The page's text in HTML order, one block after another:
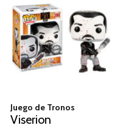
Juego de Tronos
Viserion